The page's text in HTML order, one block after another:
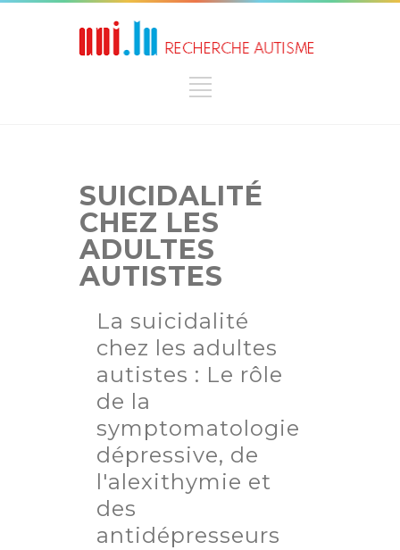
SUICIDALITÉ
CHEZ LES
ADULTES
AUTISTES
La suicidalité
chez les adultes
autistes : Le rôle
de la
symptomatologie
dépressive, de
l'alexithymie et
des
antidépresseurs